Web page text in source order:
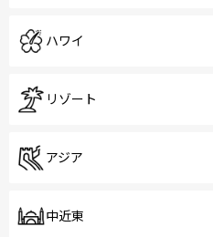
ハワイ
リゾート
アジア
中近東